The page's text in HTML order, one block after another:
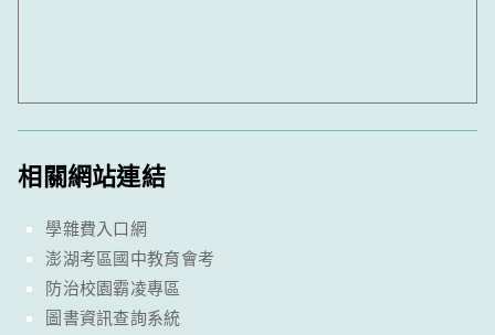
相關網站連結
學雜費入口網
澎湖考區國中教育會考
防治校園霸凌專區
圖書資訊查詢系統